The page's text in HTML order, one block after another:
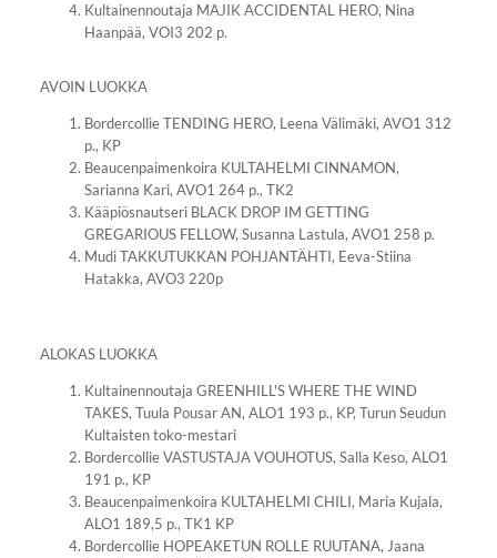
Kultainennoutaja MAJIK ACCIDENTAL HERO, Nina
Haanpää, VOI3 202 p.
AVOIN LUOKKA
Bordercollie TENDING HERO, Leena Välimäki, AVO1 312
p., KP
Beaucenpaimenkoira KULTAHELMI CINNAMON,
Sarianna Kari, AVO1 264 p., TK2
Kääpiösnautseri BLACK DROP IM GETTING
GREGARIOUS FELLOW, Susanna Lastula, AVO1 258 p.
Mudi TAKKUTUKKAN POHJANTÄHTI, Eeva-Stiina
Hatakka, AVO3 220p
ALOKAS LUOKKA
Kultainennoutaja GREENHILL'S WHERE THE WIND
TAKES, Tuula Pousar AN, ALO1 193 p., KP, Turun Seudun
Kultaisten toko-mestari
Bordercollie VASTUSTAJA VOUHOTUS, Salla Keso, ALO1
191 p., KP
Beaucenpaimenkoira KULTAHELMI CHILI, Maria Kujala,
ALO1 189,5 p., TK1 KP
Bordercollie HOPEAKETUN ROLLE RUUTANA, Jaana